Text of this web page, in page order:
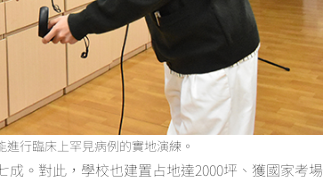
行臨床上罕見病例的實地演練。
成。對此，學校也建置占地達2000坪、獲國家考場